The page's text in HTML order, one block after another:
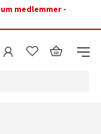
medlemmer -